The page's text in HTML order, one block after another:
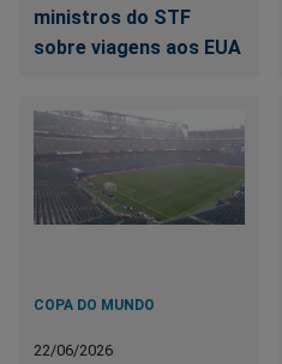
ministros do STF
sobre viagens aos EUA
COPA DO MUNDO
22/06/2026